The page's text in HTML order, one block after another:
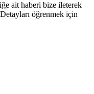
ait haberi bize ileterek
öğrenmek için